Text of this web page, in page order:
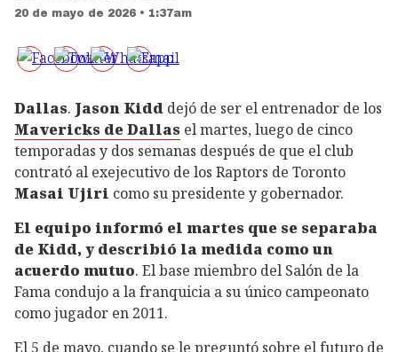
20 de mayo de 2026 • 1:37am
Dallas. Jason Kidd dejó de ser el entrenador de los
Mavericks de Dallas el martes, luego de cinco
temporadas y dos semanas después de que el club
contrató al exejecutivo de los Raptors de Toronto
Masai Ujiri como su presidente y gobernador.
El equipo informó el martes que se separaba
de Kidd, y describió la medida como un
acuerdo mutuo. El base miembro del Salón de la
Fama condujo a la franquicia a su único campeonato
como jugador en 2011.
El 5 de mayo, cuando se le preguntó sobre el futuro de